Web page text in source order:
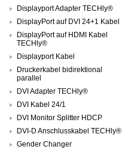
Displayport Adapter TECHly®
DisplayPort auf DVI 24+1 Kabel
DisplayPort auf HDMI Kabel
TECHly®
Displayport Kabel
Druckerkabel bidirektional
parallel
DVI Adapter TECHly®
DVI Kabel 24/1
DVI Monitor Splitter HDCP
DVI-D Anschlusskabel TECHly®
Gender Changer